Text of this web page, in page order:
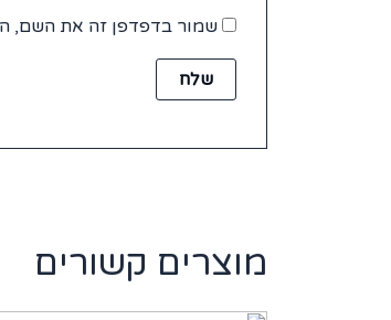
שמור בדפדפן זה את השם,
מוצרים קשורים